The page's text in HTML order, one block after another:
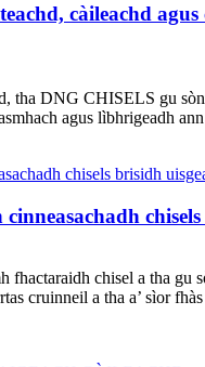
càileachd
tha DNG CHISELS gu
agus lìbhrigeadh
chisel a tha gu
cruinneil a tha a’ sìor